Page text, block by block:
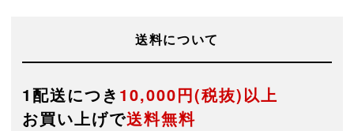
送料について
1配送につき 10,000円(税抜)以上
お買い上げで送料無料